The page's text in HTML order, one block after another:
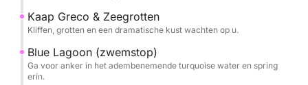
De route vervolgt zijn weg naar het zuiden, richting
de natuurwonderen van Cape Greco, met zijn
adembenemend water. Een tweede zwemstop wacht
bij de Blue Lagoon, waar u kunt duiken in het
Kaap Greco & Zeegrotten
Kliffen, grotten en een dramatische kust wachten op u.
Blue Lagoon (zwemstop)
Ga voor anker in het adembenemende turquoise water en spring
erin.